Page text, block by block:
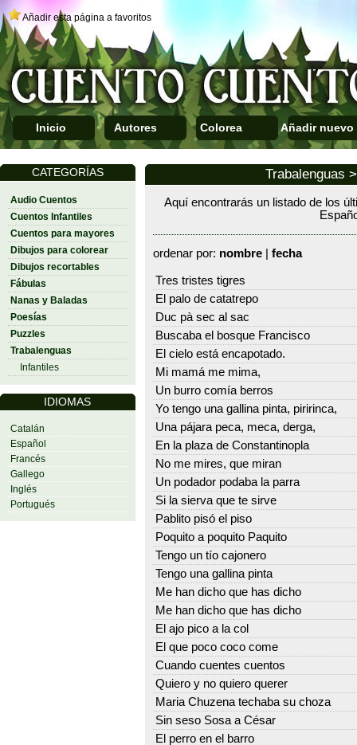
Añadir esta página a favoritos
Inicio Autores Colorea Añadir nuevo
CATEGORÍAS
Audio Cuentos
Cuentos Infantiles
Cuentos para mayores
Dibujos para colorear
Dibujos recortables
Fábulas
Nanas y Baladas
Poesías
Puzzles
Trabalenguas
Infantiles
IDIOMAS
Catalán
Español
Francés
Gallego
Inglés
Portugués
Trabalenguas
Aquí encontrarás un listado de los
ordenar por: nombre fecha
Tres tristes tigres
El palo de catatrepo
Duc pà sec al sac
Buscaba el bosque Francisco
El cielo está encapotado.
Mi mamá me mima,
Un burro comía berros
Yo tengo una gallina pinta, piririnca,
Una pájara peca, meca, derga,
En la plaza de Constantinopla
No me mires, que miran
Un podador podaba la parra
Si la sierva que te sirve
Pablito pisó el piso
Poquito a poquito Paquito
Tengo un tío cajonero
Tengo una gallina pinta
Me han dicho que has dicho
Me han dicho que has dicho
El ajo pico a la col
El que poco coco come
Cuando cuentes cuentos
Quiero y no quiero querer
Maria Chuzena techaba su choza
Sin seso Sosa a César
El perro en el barro